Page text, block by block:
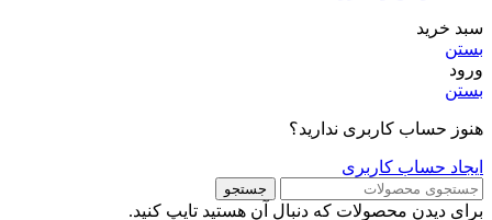
سبد خرید
بستن
ورود
بستن
هنوز حساب کاربری ندارید؟
ایجاد حساب کاربری
جستجو
برای دیدن محصولات که دنبال آن هستید تایپ کنید.